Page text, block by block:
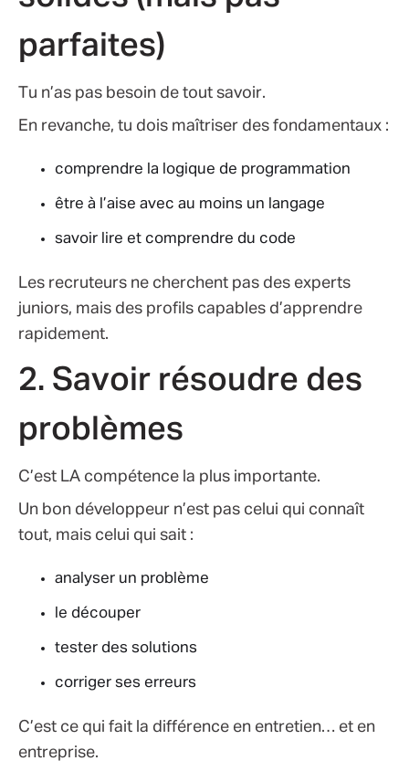
parfaites)
Tu n’as pas besoin de tout savoir.
En revanche, tu dois maîtriser des fondamentaux :
comprendre la logique de programmation
être à l’aise avec au moins un langage
savoir lire et comprendre du code
Les recruteurs ne cherchent pas des experts
juniors, mais des profils capables d’apprendre
rapidement.
2. Savoir résoudre des
problèmes
C’est LA compétence la plus importante.
Un bon développeur n’est pas celui qui connaît
tout, mais celui qui sait :
analyser un problème
le découper
tester des solutions
corriger ses erreurs
C’est ce qui fait la différence en entretien… et en
entreprise.